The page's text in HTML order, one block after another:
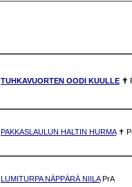
TUHKAVUORTEN OODI KUULLE ✝
PAKKASLAULUN HALTIN HURMA✝
LUMITURPA NÄPPÄRÄ NIILA PrA